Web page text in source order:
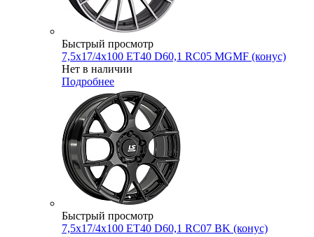
Быстрый просмотр
7,5x17/4x100 ET40 D60,1 RC05 MGMF (конус)
Нет в наличии
Подробнее
Быстрый просмотр
7,5x17/4x100 ET40 D60,1 RC07 BK (конус)